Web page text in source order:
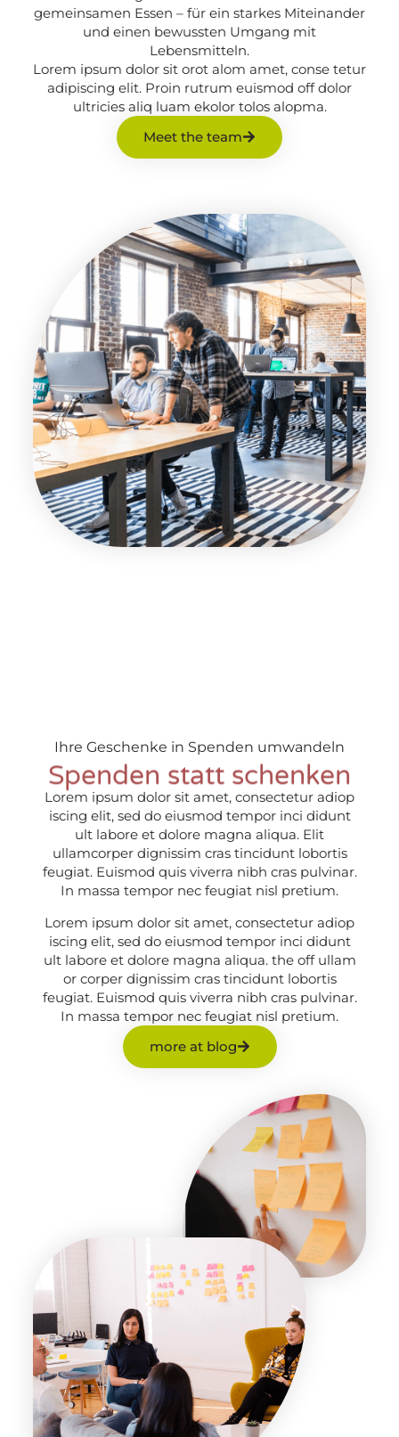
gemeinsamen Essen – für ein starkes Miteinander
und einen bewussten Umgang mit
Lebensmitteln.
Lorem ipsum dolor sit orot alom amet, conse tetur
adipiscing elit. Proin rutrum euismod off dolor
ultricies aliq luam ekolor tolos alopma.
Meet the team
Ihre Geschenke in Spenden umwandeln
Spenden statt schenken
Lorem ipsum dolor sit amet, consectetur adiop
iscing elit, sed do eiusmod tempor inci didunt
ult labore et dolore magna aliqua. Elit
ullamcorper dignissim cras tincidunt lobortis
feugiat. Euismod quis viverra nibh cras pulvinar.
In massa tempor nec feugiat nisl pretium.
Lorem ipsum dolor sit amet, consectetur adiop
iscing elit, sed do eiusmod tempor inci didunt
ult labore et dolore magna aliqua. the off ullam
or corper dignissim cras tincidunt lobortis
feugiat. Euismod quis viverra nibh cras pulvinar.
In massa tempor nec feugiat nisl pretium.
more at blog